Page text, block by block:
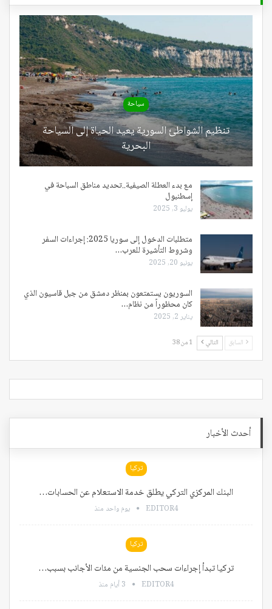
سياحة
تنظيم الشواطئ السورية يعيد الحياة إلى السياحة
البحرية
مع بدء العطلة الصيفية..تحديد مناطق السباحة في
إسطنبول
يوليو 3, 2025
متطلبات الدخول إلى سوريا 2025: إجراءات السفر
وشروط التأشيرة للعرب…
يونيو 20, 2025
السوريون يستمتعون بمنظر دمشق من جبل قاسيون الذي
كان محظوراً من نظام…
يناير 2, 2025
السابق التالي 1 من 38
أحدث الأخبار
تركيا
البنك المركزي التركي يطلق خدمة الاستعلام عن الحسابات…
EDITOR4 يوم واحد منذ
تركيا
تركيا تبدأ إجراءات سحب الجنسية من مئات الأجانب بسبب…
EDITOR4 3 أيام منذ